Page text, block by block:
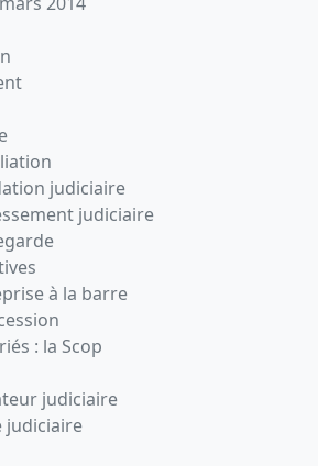
judiciaire
judiciaire
à la barre
: la Scop
judiciaire
judiciaire